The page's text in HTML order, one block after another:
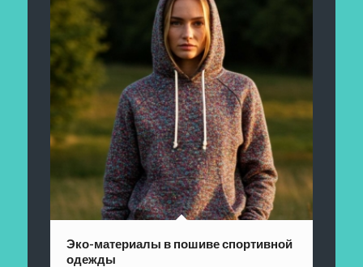
Эко-материалы в пошиве спортивной
одежды